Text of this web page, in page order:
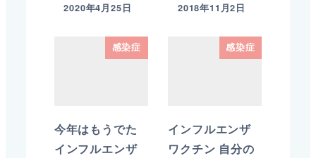
2020年4月25日 2018年11月2日
感染症
今年はもうでた
インフルエンザ
感染症
インフルエンザ
ワクチン 自分の